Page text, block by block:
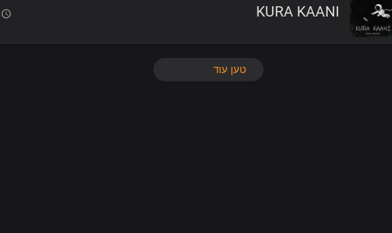
KURA KAANI
טען עוד